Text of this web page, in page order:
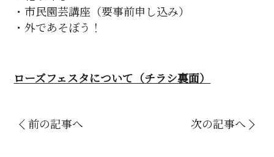
・市民園芸講座（要事前申し込み）
・外であそぼう！
ローズフェスタについて（チラシ裏面）
前の記事へ 次の記事へ